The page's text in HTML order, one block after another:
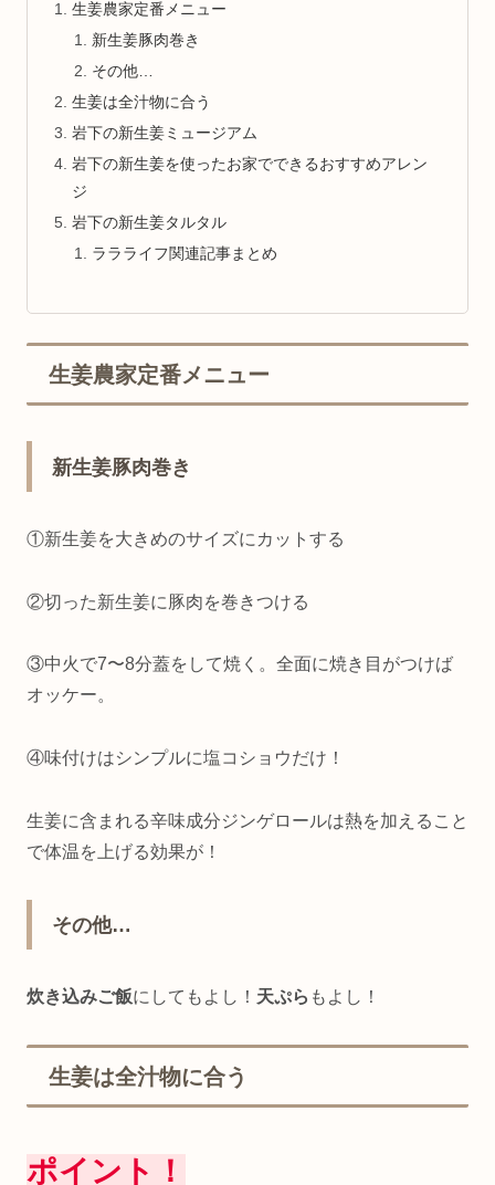
生姜農家定番メニュー
新生姜豚肉巻き
その他…
生姜は全汁物に合う
岩下の新生姜ミュージアム
岩下の新生姜を使ったお家でできるおすすめアレン
ジ
岩下の新生姜タルタル
ララライフ関連記事まとめ
生姜農家定番メニュー
新生姜豚肉巻き
①新生姜を大きめのサイズにカットする
②切った新生姜に豚肉を巻きつける
③中火で7〜8分蓋をして焼く。全面に焼き目がつけば
オッケー。
④味付けはシンプルに塩コショウだけ！
生姜に含まれる辛味成分ジンゲロールは熱を加えること
で体温を上げる効果が！
その他…
炊き込みご飯にしてもよし！ 天ぷら もよし！
生姜は全汁物に合う
ポイント！